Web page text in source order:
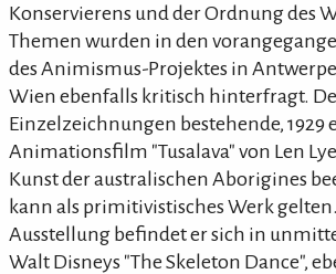
Konservierens und der Ordnung des
Themen wurden in den
des Animismus-Projektes in
Wien ebenfalls kritisch hinterfragt.
Einzelzeichnungen bestehende, 1929
Animationsfilm "Tusalava" von Len
Kunst der australischen Aborigines
kann als primitivistisches Werk
Ausstellung befindet er sich in
Walt Disneys "The Skeleton Dance",